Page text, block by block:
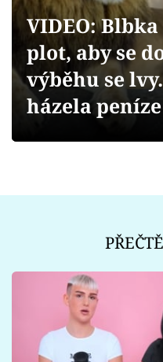
Videa
Sledujte prima+
VIDEO:
plot, aby se
výběhu se
házela peníze